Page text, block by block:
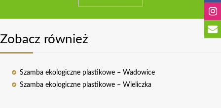
Zobacz również
Szamba ekologiczne plastikowe – Wadowice
Szamba ekologiczne plastikowe – Wieliczka